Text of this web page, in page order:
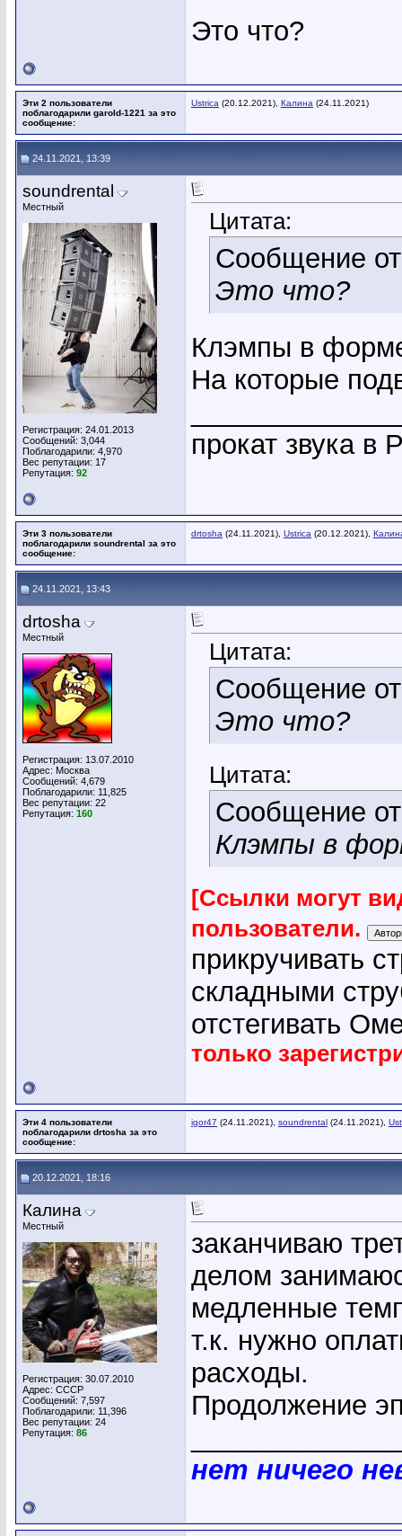
Это что?
Эти 2 пользователи
поблагодарили garold-1221 за это
сообщение:
Ustrica (20.12.2021), Калина (24.11.2021)
24.11.2021, 13:39
soundrental
Местный
Регистрация: 24.01.2013
Сообщений: 3,044
Поблагодарили: 4,970
Вес репутации: 17
Репутация: 92
Цитата:
Сообщение
Это что?
Клэмпы в
На которые
прокат звука в
Эти 3 пользователи
поблагодарили soundrental за это
сообщение:
drtosha (24.11.2021), Ustrica (20.12.2021),
24.11.2021, 13:43
drtosha
Местный
Регистрация: 13.07.2010
Адрес: Москва
Сообщений: 4,679
Поблагодарили: 11,825
Вес репутации: 22
Репутация: 160
Цитата:
Сообщение
Это что?
Цитата:
Сообщение
Клэмпы в
[Ссылки могут
пользователи.
прикручивать
складными
отстегивать
только
Эти 4 пользователи
поблагодарили drtosha за это
сообщение:
igor47 (24.11.2021), soundrental (24.11.2021),
20.12.2021, 18:16
Калина
Местный
Регистрация: 30.07.2010
Адрес: СССР
Сообщений: 7,597
Поблагодарили: 11,396
Вес репутации: 24
Репутация: 86
заканчиваю
делом
медленные
т.к. нужно
расходы.
Продолжение
нет ничего